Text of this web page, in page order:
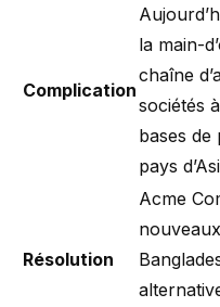
Complication
la main-
chaîne
sociétés
bases de
pays
Résolution
Acme